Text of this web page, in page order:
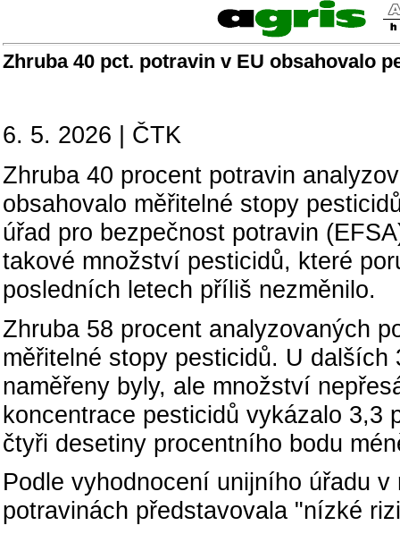
Zhruba 40 pct. potravin v EU obsahovalo
6. 5. 2026 | ČTK
Zhruba 40 procent potravin
obsahovalo měřitelné stopy
úřad pro bezpečnost potravin
takové množství pesticidů, které
posledních letech příliš nezměnilo.
Zhruba 58 procent analyzovaných
měřitelné stopy pesticidů. U
naměřeny byly, ale množství
koncentrace pesticidů vykázalo 3,3
čtyři desetiny procentního bodu
Podle vyhodnocení unijního úřadu
potravinách představovala "nízké